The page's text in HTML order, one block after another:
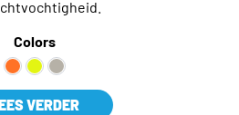
Colors
VERDER